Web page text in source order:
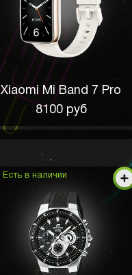
Xiaomi Mi Band 7 Pro
8100 руб
Есть в наличии